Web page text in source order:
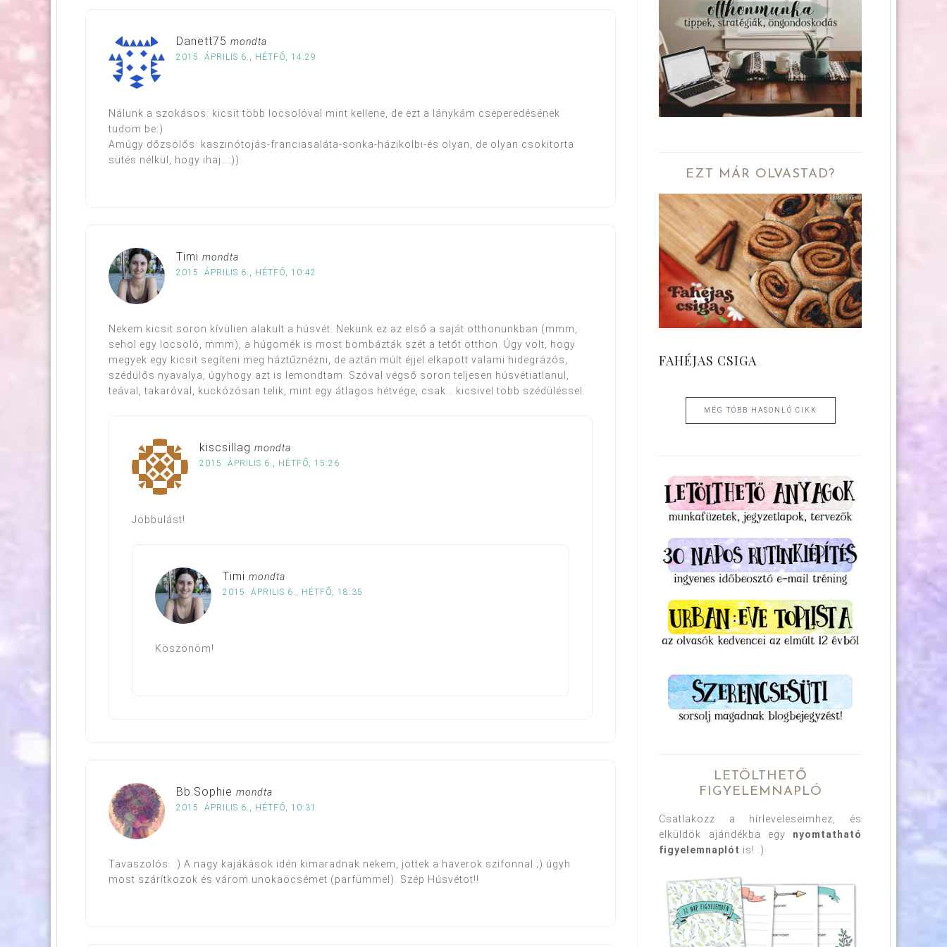
Danett75 mondta
2015. ÁPRILIS 6., HÉTFŐ, 14:29
Nálunk a szokásos: kicsit több locsolóval mint kellene, de ezt a lánykám cseperedésének
tudom be:)
Amúgy dőzsölős: kaszinótojás-franciasaláta-sonka-házikolbi-és olyan, de olyan csokitorta
sütés nélkül, hogy ihaj…:))
Timi mondta
2015. ÁPRILIS 6., HÉTFŐ, 10:42
Nekem kicsit soron kívülien alakult a húsvét. Nekünk ez az első a saját otthonunkban (mmm,
sehol egy locsoló, mmm), a húgomék is most bombázták szét a tetőt otthon. Úgy volt, hogy
megyek egy kicsit segíteni meg háztűznézni, de aztán múlt éjjel elkapott valami hidegrázós,
szédülős nyavalya, úgyhogy azt is lemondtam. Szóval végső soron teljesen húsvétiatlanul,
teával, takaróval, kuckózósan telik, mint egy átlagos hétvége, csak… kicsivel több szédüléssel.
kiscsillag mondta
2015. ÁPRILIS 6., HÉTFŐ, 15:26
Jobbulást!
Timi mondta
2015. ÁPRILIS 6., HÉTFŐ, 18:35
Köszönöm!
Bb.Sophie mondta
2015. ÁPRILIS 6., HÉTFŐ, 10:31
Tavaszolós. :) A nagy kajákások idén kimaradnak nekem, jöttek a haverok szifonnal ;) úgyh
most szárítkozok és várom unokaöcsémet (parfümmel). Szép Húsvétot!!
EZT MÁR OLVASTAD?
FAHÉJAS CSIGA
MÉG TÖBB HASONLÓ CIKK
LETÖLTHETŐ
FIGYELEMNAPLÓ
Csatlakozz a hírleveleseimhez, és
elküldök ajándékba egy nyomtatható
figyelemnaplót is! :)